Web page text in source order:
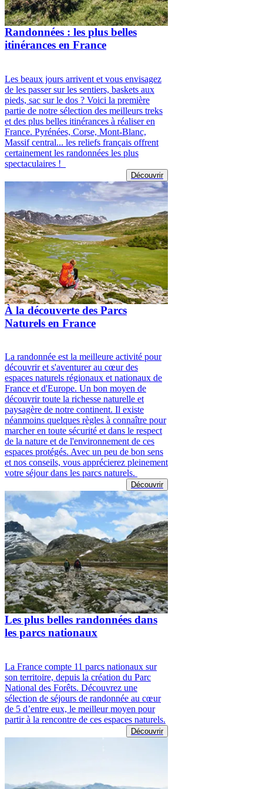
Randonnées : les plus belles
itinérances en France
Les beaux jours arrivent et vous envisagez
de les passer sur les sentiers, baskets aux
pieds, sac sur le dos ? Voici la première
partie de notre sélection des meilleurs treks
et des plus belles itinérances à réaliser en
France. Pyrénées, Corse, Mont-Blanc,
Massif central... les reliefs français offrent
certainement les randonnées les plus
spectaculaires !
Découvrir
À la découverte des Parcs
Naturels en France
La randonnée est la meilleure activité pour
découvrir et s'aventurer au cœur des
espaces naturels régionaux et nationaux de
France et d'Europe. Un bon moyen de
découvrir toute la richesse naturelle et
paysagère de notre continent. Il existe
néanmoins quelques règles à connaître pour
marcher en toute sécurité et dans le respect
de la nature et de l'environnement de ces
espaces protégés. Avec un peu de bon sens
et nos conseils, vous apprécierez pleinement
votre séjour dans les parcs naturels.
Découvrir
Les plus belles randonnées dans
les parcs nationaux
La France compte 11 parcs nationaux sur
son territoire, depuis la création du Parc
National des Forêts. Découvrez une
sélection de séjours de randonnée au cœur
de 5 d’entre eux, le meilleur moyen pour
partir à la rencontre de ces espaces naturels.
Découvrir